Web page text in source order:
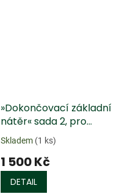
»Dokončovací základní
nátěr« sada 2, pro
soustružené předměty
Skladem (1 ks)
1 500 Kč
DETAIL